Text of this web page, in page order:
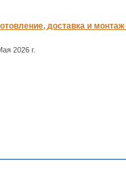
доставка и
2026 г.